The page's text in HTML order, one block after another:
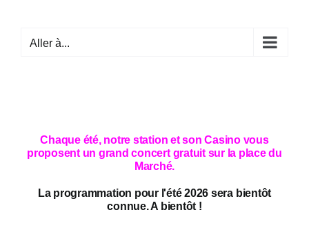
contenuAller à...
Chaque été, notre station et son Casino vous
proposent un grand concert gratuit sur la place du
Marché.
La programmation pour l'été 2026 sera bientôt
connue. A bientôt !